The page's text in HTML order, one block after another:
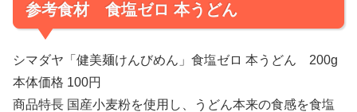
参考食材 食塩ゼロ 本うどん
シマダヤ「健美麺けんびめん」食塩ゼロ 本うどん 200g
本体価格 100円
商品特長 国産小麦粉を使用し、うどん本来の食感を食塩